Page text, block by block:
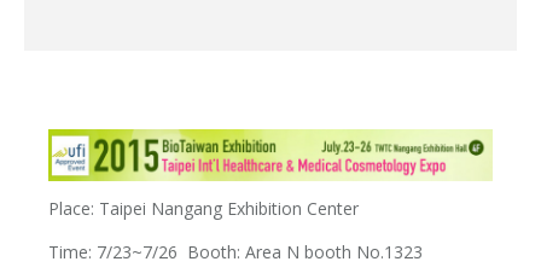
Place: Taipei Nangang Exhibition Center
Time: 7/23~7/26 Booth: Area N booth No.1323